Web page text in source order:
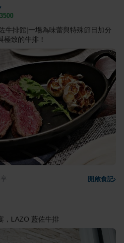
3500
牛排館|一場為味蕾與特殊節日加分
極致的牛排！
開啟食記›
，LAZO 藍佐牛排